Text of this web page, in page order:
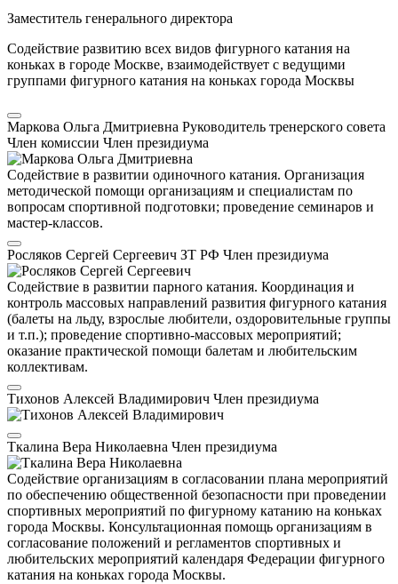
Заместитель генерального директора
Содействие развитию всех видов фигурного катания на
коньках в городе Москве, взаимодействует с ведущими
группами фигурного катания на коньках города Москвы
Маркова Ольга Дмитриевна Руководитель тренерского совета
Член комиссии Член президиума
Содействие в развитии одиночного катания. Организация
методической помощи организациям и специалистам по
вопросам спортивной подготовки; проведение семинаров и
мастер-классов.
Росляков Сергей Сергеевич ЗТ РФ Член президиума
Содействие в развитии парного катания. Координация и
контроль массовых направлений развития фигурного катания
(балеты на льду, взрослые любители, оздоровительные группы
и т.п.); проведение спортивно-массовых мероприятий;
оказание практической помощи балетам и любительским
коллективам.
Тихонов Алексей Владимирович Член президиума
Ткалина Вера Николаевна Член президиума
Содействие организациям в согласовании плана мероприятий
по обеспечению общественной безопасности при проведении
спортивных мероприятий по фигурному катанию на коньках
города Москвы. Консультационная помощь организациям в
согласование положений и регламентов спортивных и
любительских мероприятий календаря Федерации фигурного
катания на коньках города Москвы.